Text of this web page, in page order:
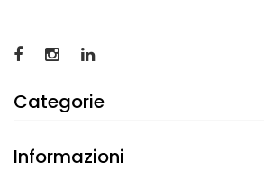
Categorie
Informazioni